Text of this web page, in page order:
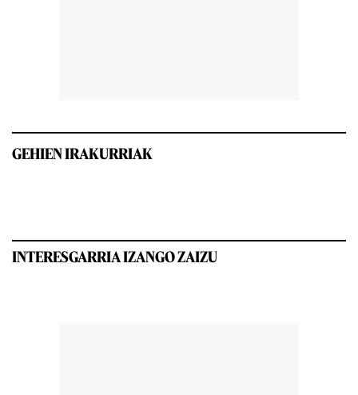
GEHIEN IRAKURRIAK
INTERESGARRIA IZANGO ZAIZU